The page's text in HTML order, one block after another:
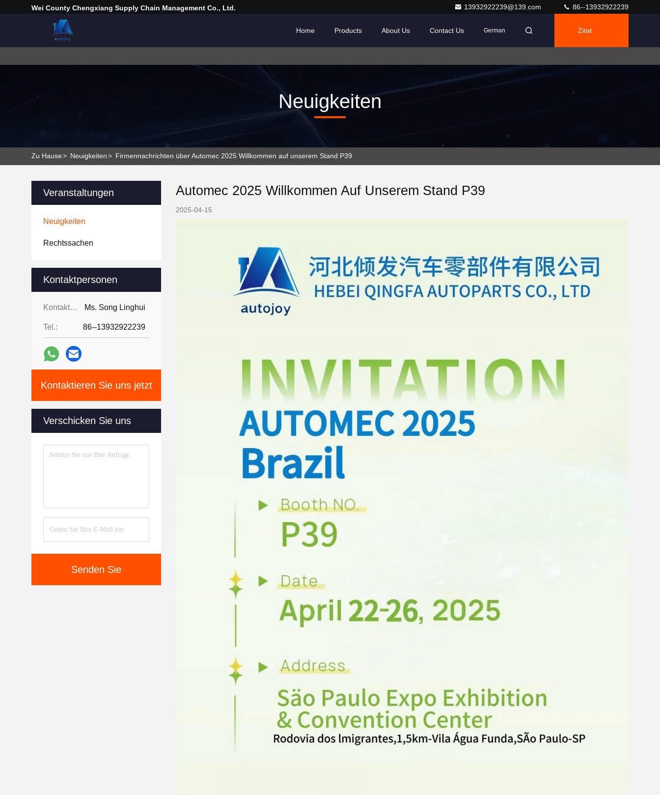
Wei County Chengxiang Supply Chain Management Co., Ltd. 13932922239@139.com 86--13932922239
Home Products About Us Contact Us German Zitat
Neuigkeiten
Zu Hause> Neuigkeiten> Firmennachrichten über Automec 2025 Willkommen auf unserem Stand P39
Veranstaltungen
Neuigkeiten
Rechtssachen
Kontaktpersonen
Kontaktpersonen: Ms. Song Linghui
Tel.: 86--13932922239
Kontaktieren Sie uns jetzt
Verschicken Sie uns
Senden Sie
Automec 2025 Willkommen Auf Unserem Stand P39
2025-04-15